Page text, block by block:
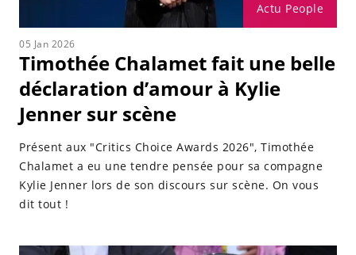
Actu People
05 Jan 2026
Timothée Chalamet fait une belle
déclaration d’amour à Kylie
Jenner sur scène
Présent aux "Critics Choice Awards 2026", Timothée
Chalamet a eu une tendre pensée pour sa compagne
Kylie Jenner lors de son discours sur scène. On vous
dit tout !